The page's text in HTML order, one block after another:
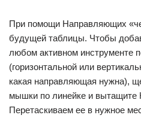
При помощи Направляющих
будущей таблицы. Чтобы
любом активном инструменте
(горизонтальной или
какая направляющая нужна),
мышки по линейке и
Перетаскиваем ее в нужное